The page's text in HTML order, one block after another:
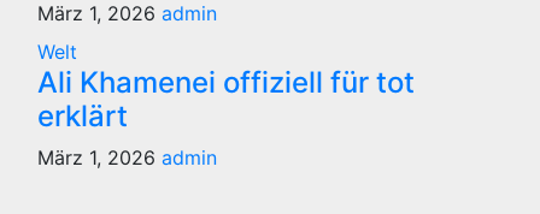
März 1, 2026 admin
Welt
Ali Khamenei offiziell für tot
erklärt
März 1, 2026 admin